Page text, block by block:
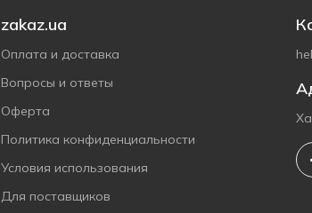
zakaz.ua
Оплата и доставка
Вопросы и ответы
Оферта
Политика конфиденциальности
Условия использования
Для поставщиков